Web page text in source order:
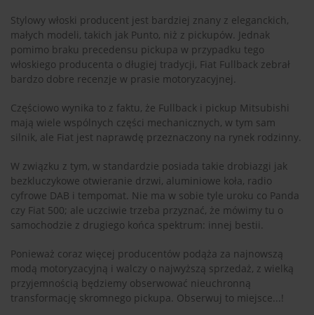
Stylowy włoski producent jest bardziej znany z eleganckich,
małych modeli, takich jak Punto, niż z pickupów. Jednak
pomimo braku precedensu pickupa w przypadku tego
włoskiego producenta o długiej tradycji, Fiat Fullback zebrał
bardzo dobre recenzje w prasie motoryzacyjnej.
Częściowo wynika to z faktu, że Fullback i pickup Mitsubishi
mają wiele wspólnych części mechanicznych, w tym sam
silnik, ale Fiat jest naprawdę przeznaczony na rynek rodzinny.
W związku z tym, w standardzie posiada takie drobiazgi jak
bezkluczykowe otwieranie drzwi, aluminiowe koła, radio
cyfrowe DAB i tempomat. Nie ma w sobie tyle uroku co Panda
czy Fiat 500; ale uczciwie trzeba przyznać, że mówimy tu o
samochodzie z drugiego końca spektrum: innej bestii.
Ponieważ coraz więcej producentów podąża za najnowszą
modą motoryzacyjną i walczy o najwyższą sprzedaż, z wielką
przyjemnością będziemy obserwować nieuchronną
transformację skromnego pickupa. Obserwuj to miejsce...!